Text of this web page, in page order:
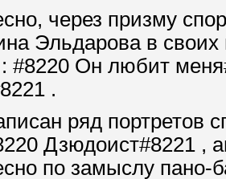
через призму
Эльдарова в своих
#8220 Он любит
.
ряд портретов
Дзюдоист#8221 ,
по замыслу пано-